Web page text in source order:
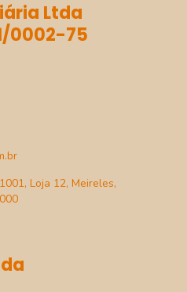
Ltda
0002-75
Loja 12, Meireles,